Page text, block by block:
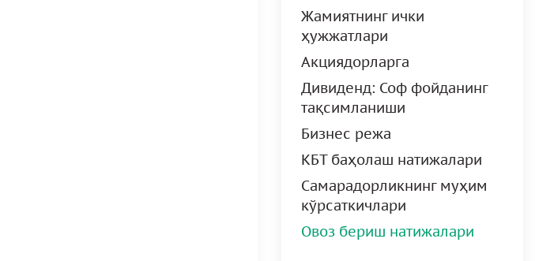
Жамиятнинг ички
ҳужжатлари
Акциядорларга
Дивиденд: Соф фойданинг
тақсимланиши
Бизнес режа
КБТ баҳолаш натижалари
Самарадорликнинг муҳим
кўрсаткичлари
Овоз бериш натижалари